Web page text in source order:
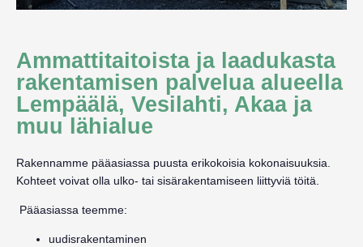
Ammattitaitoista ja laadukasta
rakentamisen palvelua alueella
Lempäälä, Vesilahti, Akaa ja
muu lähialue
Rakennamme pääasiassa puusta erikokoisia kokonaisuuksia.
Kohteet voivat olla ulko- tai sisärakentamiseen liittyviä töitä.
Pääasiassa teemme:
uudisrakentaminen